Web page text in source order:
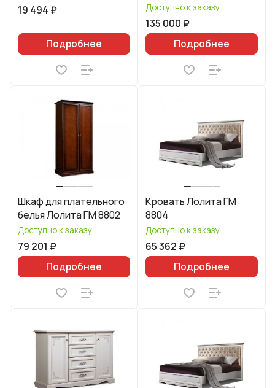
19 494 ₽
Подробнее
Доступно к заказу
135 000 ₽
Подробнее
Шкаф для плательного
белья Лолита ГМ 8802
Доступно к заказу
79 201 ₽
Подробнее
Кровать Лолита ГМ
8804
Доступно к заказу
65 362 ₽
Подробнее